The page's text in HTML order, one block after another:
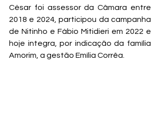
César foi assessor da Câmara entre
2018 e 2024, participou da campanha
de Nitinho e Fábio Mitidieri em 2022 e
hoje integra, por indicação da família
Amorim, a gestão Emília Corrêa.